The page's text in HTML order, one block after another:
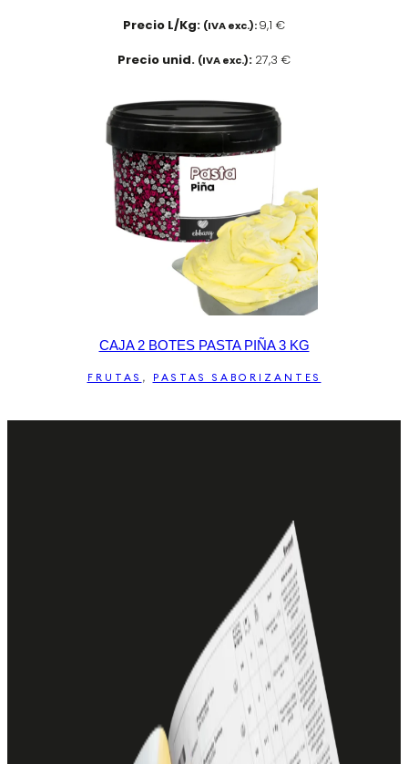
Precio L/Kg: (IVA exc.):9,1 €
Precio unid. (IVA exc.): 27,3 €
CAJA 2 BOTES PASTA PIÑA 3 KG
FRUTAS , PASTAS SABORIZANTES